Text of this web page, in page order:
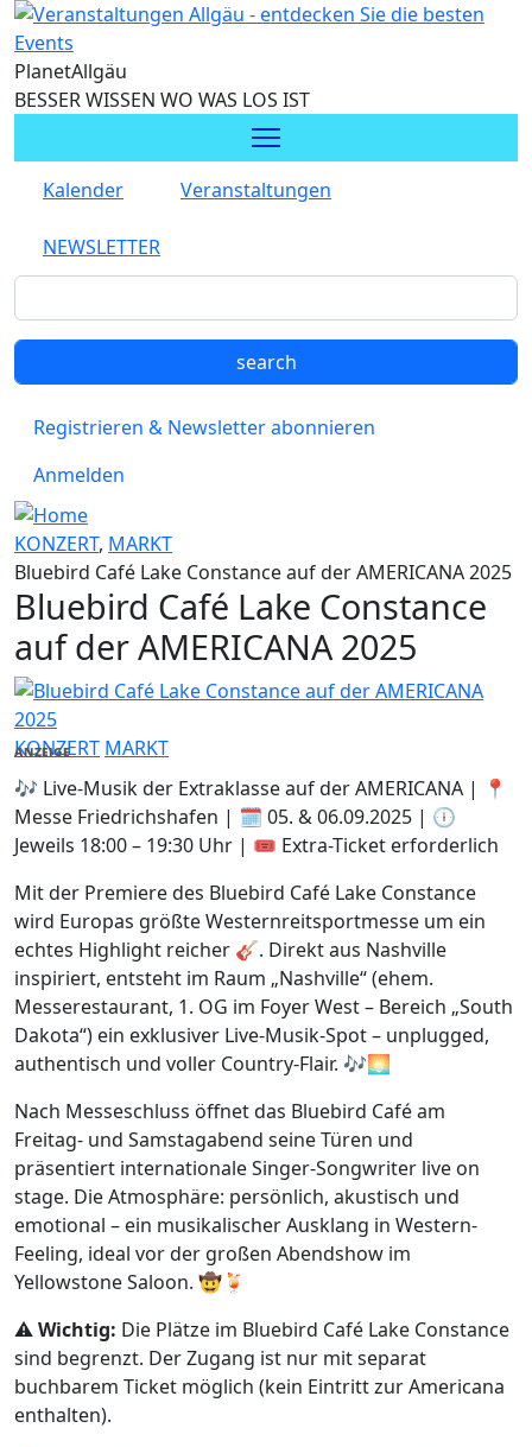
Direkt zum Inhalt
PlanetAllgäu
BESSER WISSEN WO WAS LOS IST
Kalender Veranstaltungen
NEWSLETTER
Registrieren & Newsletter abonnieren
Anmelden
KONZERT, MARKT
Bluebird Café Lake Constance auf der AMERICANA 2025
Bluebird Café Lake Constance
auf der AMERICANA 2025
KONZERT MARKT
ANZEIGE
🎶 Live-Musik der Extraklasse auf der AMERICANA | 📍
Messe Friedrichshafen | 🗓️ 05. & 06.09.2025 | 🕕
Jeweils 18:00 – 19:30 Uhr | 🎟️ Extra-Ticket erforderlich
Mit der Premiere des Bluebird Café Lake Constance
wird Europas größte Westernreitsportmesse um ein
echtes Highlight reicher 🎸. Direkt aus Nashville
inspiriert, entsteht im Raum „Nashville“ (ehem.
Messerestaurant, 1. OG im Foyer West – Bereich „South
Dakota“) ein exklusiver Live-Musik-Spot – unplugged,
authentisch und voller Country-Flair. 🎶🌅
Nach Messeschluss öffnet das Bluebird Café am
Freitag- und Samstagabend seine Türen und
präsentiert internationale Singer-Songwriter live on
stage. Die Atmosphäre: persönlich, akustisch und
emotional – ein musikalischer Ausklang in Western-
Feeling, ideal vor der großen Abendshow im
Yellowstone Saloon. 🤠🍹
⚠️Wichtig: Die Plätze im Bluebird Café Lake Constance
sind begrenzt. Der Zugang ist nur mit separat
buchbarem Ticket möglich (kein Eintritt zur Americana
enthalten).